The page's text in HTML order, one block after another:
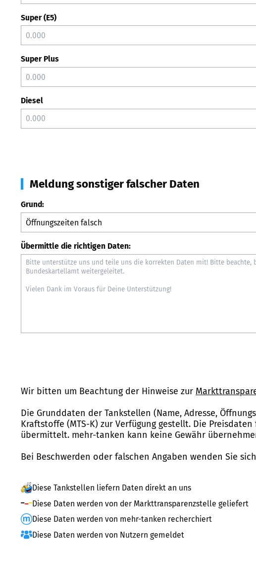
Super (E5)
Super Plus
Diesel
Meldung sonstiger falscher Daten
Grund:
Übermittle die richtigen Daten:
Wir bitten um Beachtung der Hinweise zur
Die Grunddaten der Tankstellen (Name, Adresse,
Kraftstoffe (MTS-K) zur Verfügung gestellt. Die
übermittelt. mehr-tanken kann keine Gewähr
Bei Beschwerden oder falschen Angaben wenden Sie
Diese Tankstellen liefern Daten direkt an uns
Diese Daten werden von der Markttransparenzstelle geliefert
Diese Daten werden von mehr-tanken recherchiert
Diese Daten werden von Nutzern gemeldet